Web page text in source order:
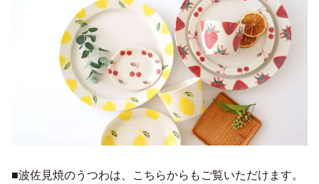
■波佐見焼のうつわは、こちらからもご覧いただけます。